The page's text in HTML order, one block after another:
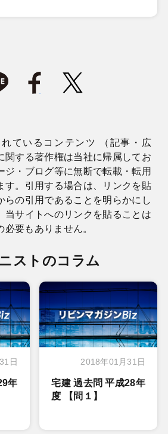
ているコンテンツ （記事・広
関する著作権は当社に帰属してお
ジ・ブログ等に無断で転載・転用
す。引用する場合は、リンクを貼
らの引用であることを明らかにし
当サイトへのリンクを貼ることは
要もありません。
ストのコラム
日
年
2018年01月31日
宅建 過去問 平成28年
度 【問１】